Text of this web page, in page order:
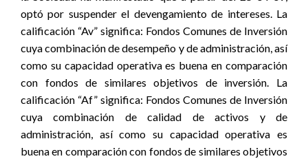
optó por suspender el devengamiento de intereses. La
calificación “Av” significa: Fondos Comunes de Inversión
cuya combinación de desempeño y de administración, así
como su capacidad operativa es buena en comparación
con fondos de similares objetivos de inversión. La
calificación “Af” significa: Fondos Comunes de Inversión
cuya combinación de calidad de activos y de
administración, así como su capacidad operativa es
buena en comparación con fondos de similares objetivos